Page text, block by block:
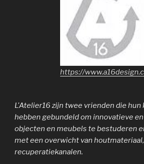
https://
L'Atelier16 zijn twee vrienden die hun
hebben gebundeld om innovatieve
objecten en meubels te bestuderen
met een overwicht van
recuperatiekanalen.